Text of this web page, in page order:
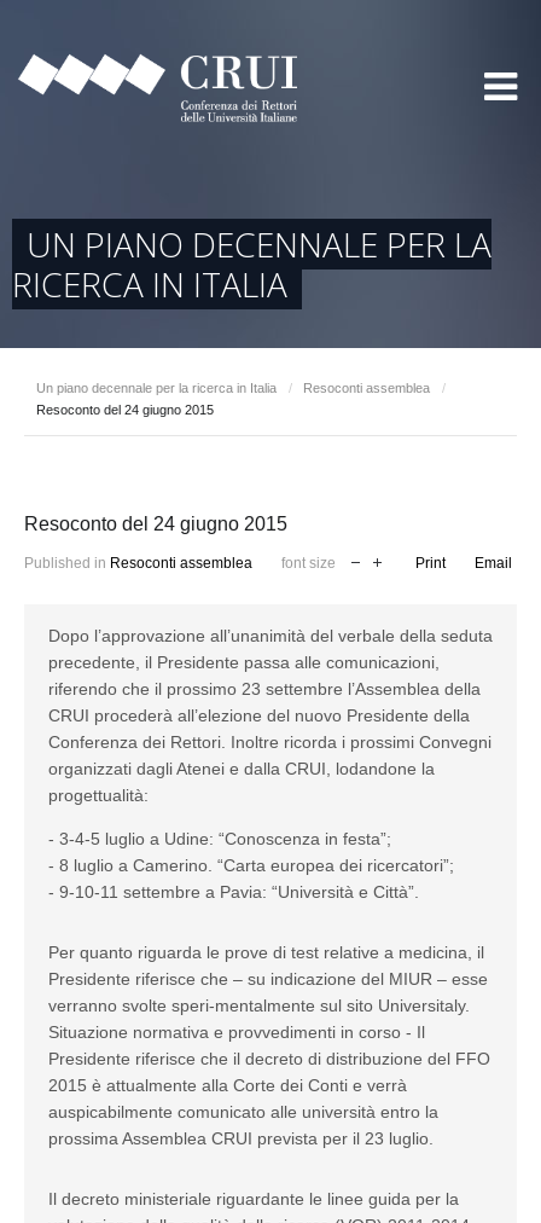
UN PIANO DECENNALE PER LA
RICERCA IN ITALIA
Un piano decennale per la ricerca in Italia / Resoconti assemblea
/
Resoconto del 24 giugno 2015
Resoconto del 24 giugno 2015
Published in Resoconti assemblea font size Print Email
Dopo l’approvazione all’unanimità del verbale della seduta
precedente, il Presidente passa alle comunicazioni,
riferendo che il prossimo 23 settembre l’Assemblea della
CRUI procederà all’elezione del nuovo Presidente della
Conferenza dei Rettori. Inoltre ricorda i prossimi Convegni
organizzati dagli Atenei e dalla CRUI, lodandone la
progettualità:
- 3-4-5 luglio a Udine: “Conoscenza in festa”;
- 8 luglio a Camerino. “Carta europea dei ricercatori”;
- 9-10-11 settembre a Pavia: “Università e Città”.
Per quanto riguarda le prove di test relative a medicina, il
Presidente riferisce che – su indicazione del MIUR – esse
verranno svolte speri-mentalmente sul sito Universitaly.
Situazione normativa e provvedimenti in corso - Il
Presidente riferisce che il decreto di distribuzione del FFO
2015 è attualmente alla Corte dei Conti e verrà
auspicabilmente comunicato alle università entro la
prossima Assemblea CRUI prevista per il 23 luglio.
Il decreto ministeriale riguardante le linee guida per la